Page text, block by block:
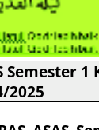
Semester 1
2025